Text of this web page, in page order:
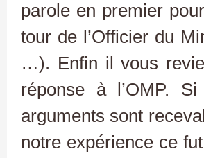
parole en premier
tour de l’Officier du
…). Enfin il vous
réponse à l’OMP.
arguments sont
notre expérience ce